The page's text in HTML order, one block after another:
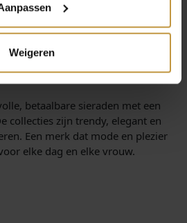
Weigeren
ZINZI SIERADEN
betaalbare sieraden met een
collecties zijn trendy, elegant en
Een merk dat mode en plezier
elke dag en elke vrouw.